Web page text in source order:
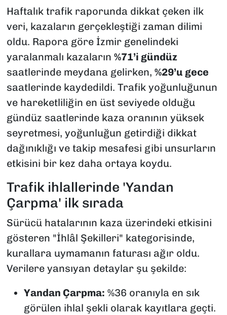
Haftalık trafik raporunda dikkat çeken ilk
veri, kazaların gerçekleştiği zaman dilimi
oldu. Rapora göre İzmir genelindeki
yaralanmalı kazaların %71’i gündüz
saatlerinde meydana gelirken, %29’u gece
saatlerinde kaydedildi. Trafik yoğunluğunun
ve hareketliliğin en üst seviyede olduğu
gündüz saatlerinde kaza oranının yüksek
seyretmesi, yoğunluğun getirdiği dikkat
dağınıklığı ve takip mesafesi gibi unsurların
etkisini bir kez daha ortaya koydu.
Trafik ihlallerinde 'Yandan
Çarpma' ilk sırada
Sürücü hatalarının kaza üzerindeki etkisini
gösteren "İhlâl Şekilleri" kategorisinde,
kurallara uymamanın faturası ağır oldu.
Verilere yansıyan detaylar şu şekilde:
Yandan Çarpma: %36 oranıyla en sık
görülen ihlal şekli olarak kayıtlara geçti.